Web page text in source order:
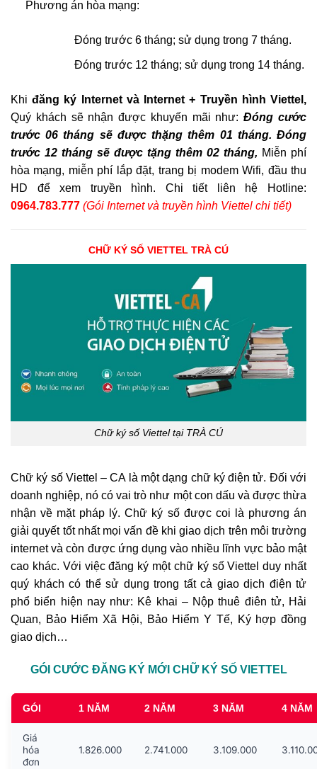
Phương án hòa mạng:
Đóng trước 6 tháng; sử dụng trong 7 tháng.
Đóng trước 12 tháng; sử dụng trong 14 tháng.
Khiđăng ký Internet và Internet + Truyền hình Viettel,
Quý khách sẽ nhận được khuyến mãi như:Đóng cước
trước 06 tháng sẽ được thặng thêm 01 tháng. Đóng
trước 12 tháng sẽ được tặng thêm 02 tháng, Miễn phí
hòa mạng, miễn phí lắp đặt, trang bị modem Wifi, đầu thu
HD để xem truyền hình. Chi tiết liên hệ Hotline:
0964.783.777 (Gói Internet và truyền hình Viettel chi tiết)
CHỮ KÝ SỐ VIETTEL TRÀ CÚ
Chữ ký số Viettel tại TRÀ CÚ
Chữ ký số Viettel – CA là một dạng chữ ký điện tử. Đối với
doanh nghiệp, nó có vai trò như một con dấu và được thừa
nhận về mặt pháp lý. Chữ ký số được coi là phương án
giải quyết tốt nhất mọi vấn đề khi giao dịch trên môi trường
internet và còn được ứng dụng vào nhiều lĩnh vực bảo mật
cao khác. Với việc đăng ký một chữ ký số Viettel duy nhất
quý khách có thể sử dụng trong tất cả giao dịch điện tử
phổ biển hiện nay như: Kê khai – Nộp thuê điên tử, Hải
Quan, Bảo Hiểm Xã Hội, Bảo Hiểm Y Tế, Ký hợp đồng
giao dịch…
GÓI CƯỚC ĐĂNG KÝ MỚI CHỮ KÝ SỐ VIETTEL
GÓI 1 NĂM 2 NĂM 3 NĂM 4 NĂM
Giá
hóa
đơn
1.826.000 2.741.000 3.109.000